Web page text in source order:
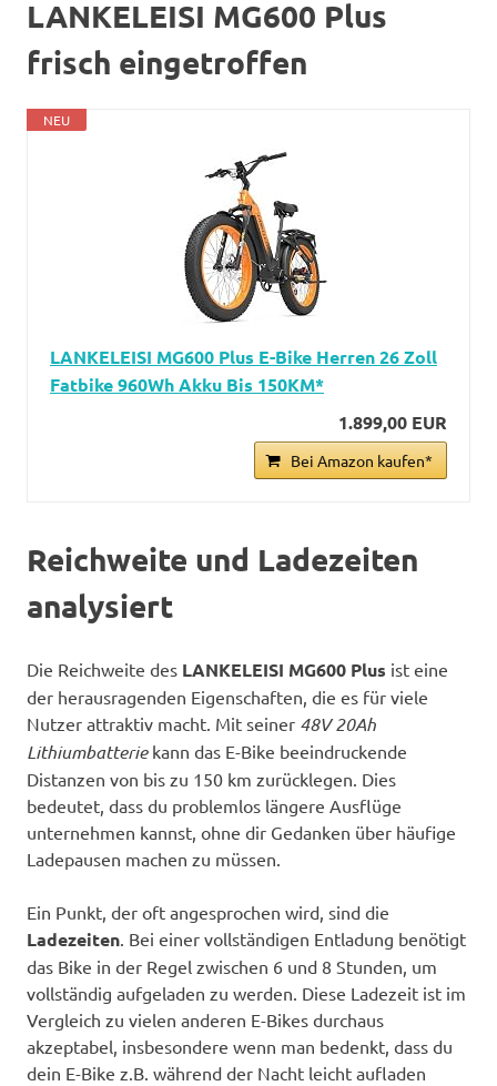
LANKELEISI MG600 Plus
frisch eingetroffen
NEU
LANKELEISI MG600 Plus E-Bike Herren 26 Zoll
Fatbike 960Wh Akku Bis 150KM*
1.899,00 EUR
Bei Amazon kaufen*
Reichweite und Ladezeiten
analysiert
Die Reichweite des LANKELEISI MG600 Plus ist eine
der herausragenden Eigenschaften, die es für viele
Nutzer attraktiv macht. Mit seiner 48V 20Ah
Lithiumbatteriekann das E-Bike beeindruckende
Distanzen von bis zu 150 km zurücklegen. Dies
bedeutet, dass du problemlos längere Ausflüge
unternehmen kannst, ohne dir Gedanken über häufige
Ladepausen machen zu müssen.
Ein Punkt, der oft angesprochen wird, sind die
Ladezeiten. Bei einer vollständigen Entladung benötigt
das Bike in der Regel zwischen 6 und 8 Stunden, um
vollständig aufgeladen zu werden. Diese Ladezeit ist im
Vergleich zu vielen anderen E-Bikes durchaus
akzeptabel, insbesondere wenn man bedenkt, dass du
dein E-Bike z.B. während der Nacht leicht aufladen